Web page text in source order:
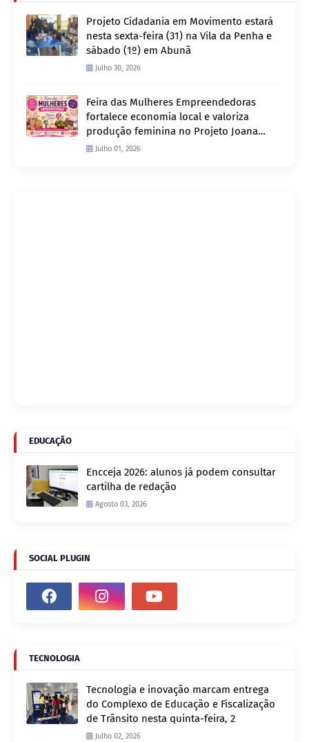
Projeto Cidadania em Movimento estará
nesta sexta-feira (31) na Vila da Penha e
sábado (1º) em Abunã
Julho 30, 2026
Feira das Mulheres Empreendedoras
fortalece economia local e valoriza
produção feminina no Projeto Joana
D’ArcJulho 01, 2026
EDUCAÇÃO
Encceja 2026: alunos já podem consultar
cartilha de redação
Agosto 03, 2026
SOCIAL PLUGIN
TECNOLOGIA
Tecnologia e inovação marcam entrega
do Complexo de Educação e Fiscalização
de Trânsito nesta quinta-feira, 2
Julho 02, 2026